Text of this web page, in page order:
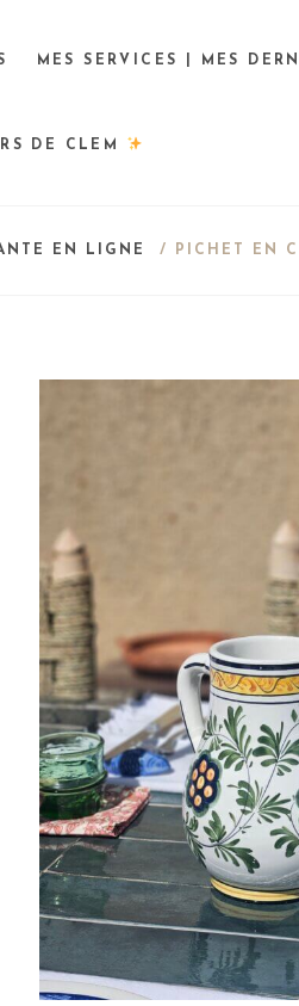
MES SERVICES | MES
DE CLEM
EN LIGNE / PICHET EN